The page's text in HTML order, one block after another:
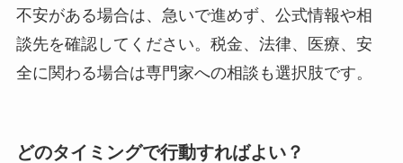
不安がある場合は、急いで進めず、公式情報や相
談先を確認してください。税金、法律、医療、安
全に関わる場合は専門家への相談も選択肢です。
どのタイミングで行動すればよい？